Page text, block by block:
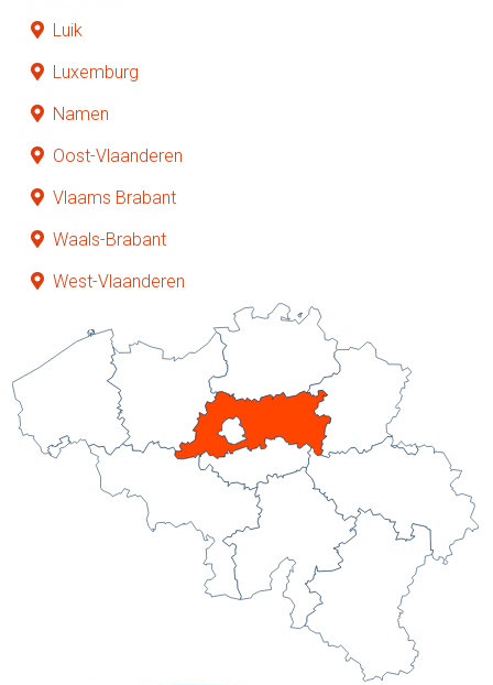
Luik
Luxemburg
Namen
Oost-Vlaanderen
Vlaams Brabant
Waals-Brabant
West-Vlaanderen